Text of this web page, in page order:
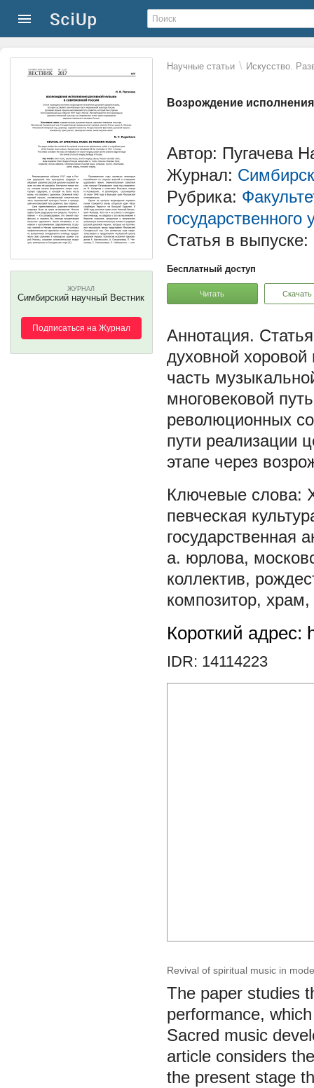
Научные статьи \ Искусство.
Возрождение
ЖУРНАЛ
Симбирский научный Вестник
Подписаться на Журнал
Автор: Пугачева
Журнал:
Рубрика:
государственного
Статья в выпуске:
Бесплатный доступ
Читать Скачать
духовной хоровой
часть
многовековой
революционных
пути реализации
этапе через
певческая
государственная
а. юрлова,
коллектив,
композитор, храм,
Короткий адрес:
IDR: 14114223
Revival of spiritual music in
The paper studies
performance,
Sacred music
article considers
the present stage